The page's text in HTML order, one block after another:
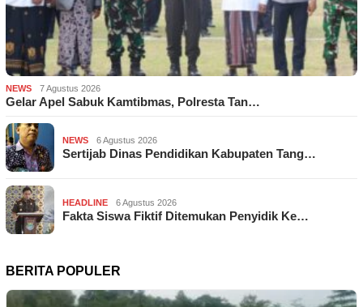
NEWS 7 Agustus 2026
Gelar Apel Sabuk Kamtibmas, Polresta Tan…
NEWS 6 Agustus 2026
Sertijab Dinas Pendidikan Kabupaten Tang…
HEADLINE 6 Agustus 2026
Fakta Siswa Fiktif Ditemukan Penyidik Ke…
BERITA POPULER